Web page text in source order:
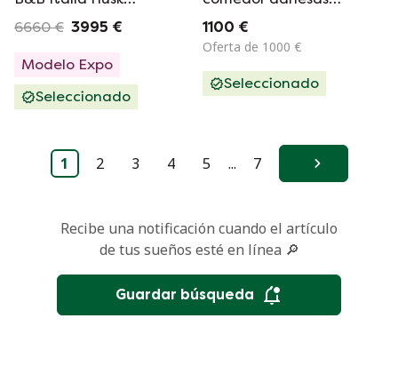
(juego de 4)
6660 € 3995 €
Modelo Expo
Seleccionado
vintage, Dyrlund '70
1100 €
Oferta de 1000 €
Seleccionado
1 2 3 4 5 ... 7 Siguiente
Recibe una notificación cuando el artículo
de tus sueños esté en línea 🔎
Guardar búsqueda